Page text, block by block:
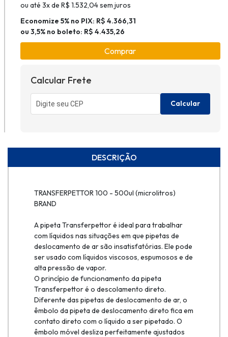
ou até 3x de R$ 1.532,04 sem juros
Economize 5% no PIX: R$ 4.366,31
ou 3,5% no boleto: R$ 4.435,26
Comprar
Calcular Frete
Calcular
DESCRIÇÃO
TRANSFERPETTOR 100 - 500ul (microlitros)
BRAND
A pipeta Transferpettor é ideal para trabalhar
com líquidos nas situações em que pipetas de
deslocamento de ar são insatisfatórias. Ele pode
ser usado com líquidos viscosos, espumosos e de
alta pressão de vapor.
O princípio de funcionamento da pipeta
Transferpettor é o descolamento direto.
Diferente das pipetas de deslocamento de ar, o
êmbolo da pipeta de deslocamento direto fica em
contato direto com o líquido a ser pipetado. O
êmbolo móvel desliza perfeitamente ajustados